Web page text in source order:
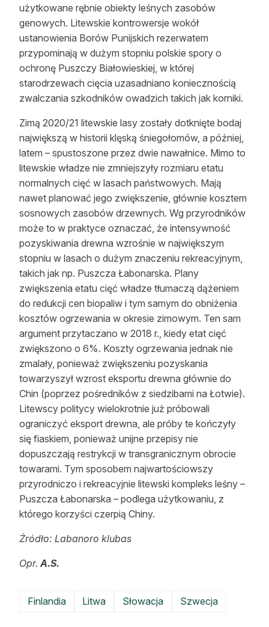
użytkowane rębnie obiekty leśnych zasobów
genowych. Litewskie kontrowersje wokół
ustanowienia Borów Punijskich rezerwatem
przypominają w dużym stopniu polskie spory o
ochronę Puszczy Białowieskiej, w której
starodrzewach cięcia uzasadniano koniecznością
zwalczania szkodników owadzich takich jak korniki.
Zimą 2020/21 litewskie lasy zostały dotknięte bodaj
największą w historii klęską śniegołomów, a później,
latem – spustoszone przez dwie nawałnice. Mimo to
litewskie władze nie zmniejszyły rozmiaru etatu
normalnych cięć w lasach państwowych. Mają
nawet planować jego zwiększenie, głównie kosztem
sosnowych zasobów drzewnych. Wg przyrodników
może to w praktyce oznaczać, że intensywność
pozyskiwania drewna wzrośnie w największym
stopniu w lasach o dużym znaczeniu rekreacyjnym,
takich jak np. Puszcza Łabonarska. Plany
zwiększenia etatu cięć władze tłumaczą dążeniem
do redukcji cen biopaliw i tym samym do obniżenia
kosztów ogrzewania w okresie zimowym. Ten sam
argument przytaczano w 2018 r., kiedy etat cięć
zwiększono o 6%. Koszty ogrzewania jednak nie
zmalały, ponieważ zwiększeniu pozyskania
towarzyszył wzrost eksportu drewna głównie do
Chin (poprzez pośredników z siedzibami na Łotwie).
Litewscy politycy wielokrotnie już próbowali
ograniczyć eksport drewna, ale próby te kończyły
się fiaskiem, ponieważ unijne przepisy nie
dopuszczają restrykcji w transgranicznym obrocie
towarami. Tym sposobem najwartościowszy
przyrodniczo i rekreacyjnie litewski kompleks leśny –
Puszcza Łabonarska – podlega użytkowaniu, z
którego korzyści czerpią Chiny.
Źródło: Labanoro klubas
Opr. A.S.
Finlandia Litwa Słowacja Szwecja